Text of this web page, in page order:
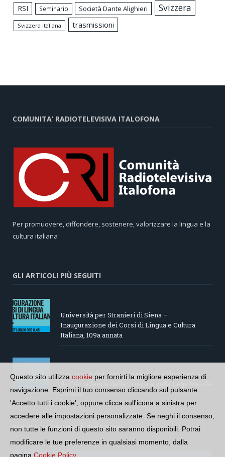
RSI
Seminario Società Dante Alighieri Svizzera
Svizzera italiana trasmissioni
COMUNITA’ RADIOTELEVISIVA ITALOFONA
Per promuovere, diffondere, sostenere, valorizzare la lingua e la
cultura italiana
GLI ARTICOLI PIÙ SEGUITI
Università per Stranieri di Siena –
Inaugurazione dei Corsi di Lingua e Cultura
Italiana, 109a annata
“Le parole del mare”: la serie di video ideata
dall’Accademia della Crusca e dalla Lega Navale
italiana
SEGUI LA COMUNITÀ SUI SOCIAL
Questo sito utilizza cookie per fornirti la migliore esperienza di
navigazione. Esprimi il tuo consenso cliccando sul pulsante
'Accetto tutti i cookie', oppure clicca sull'icona a sinistra per
accedere alle impostazioni personalizzate. Se neghi il consenso,
non tutte le funzioni di questo sito saranno disponibili. Potrai
modificare le tue preferenze in qualsiasi momento, dalla
pagina Cookie Policy